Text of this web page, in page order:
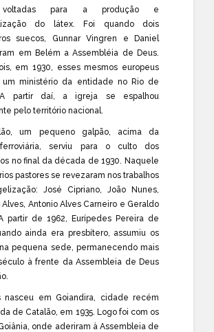
voltadas para a produção e
do látex. Foi quando dois
suecos, Gunnar Vingren e Daniel
em Belém a Assembléia de Deus.
em 1930, esses mesmos europeus
um ministério da entidade no Rio de
A partir daí, a igreja se espalhou
pelo território nacional.
um pequeno galpão, acima da
serviu para o culto dos
no final da década de 1930. Naquele
pastores se revezaram nos trabalhos
José Cipriano, João Nunes,
Alves, Antonio Alves Carneiro e Geraldo
partir de 1962, Eurípedes Pereira de
ainda era presbítero, assumiu os
pequena sede, permanecendo mais
à frente da Assembleia de Deus
nasceu em Goiandira, cidade recém
de Catalão, em 1935. Logo foi com os
onde aderiram à Assembleia de